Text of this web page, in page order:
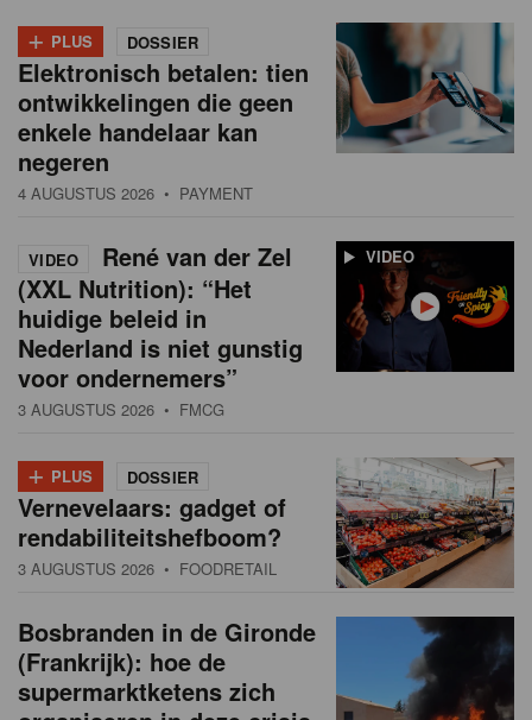
+ PLUS DOSSIER
Elektronisch betalen: tien
ontwikkelingen die geen
enkele handelaar kan
negeren
4 AUGUSTUS 2026 • PAYMENT
VIDEO
VIDEO
René van der Zel
(XXL Nutrition): “Het
huidige beleid in
Nederland is niet gunstig
voor ondernemers”
3 AUGUSTUS 2026 • FMCG
+ PLUS DOSSIER
Vernevelaars: gadget of
rendabiliteitshefboom?
3 AUGUSTUS 2026 • FOODRETAIL
Bosbranden in de Gironde
(Frankrijk): hoe de
supermarktketens zich